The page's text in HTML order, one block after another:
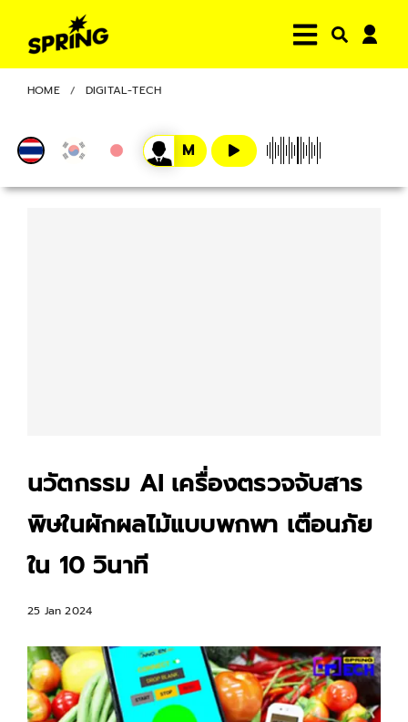
HOME DIGITAL-TECH
นวัตกรรม AI เครื่องตรวจจับสาร
พิษในผักผลไม้แบบพกพา เตือนภัย
ใน 10 วินาที
25 Jan 2024